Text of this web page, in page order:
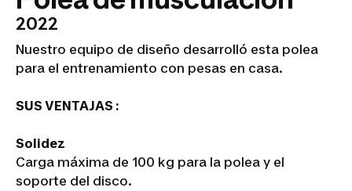
2022
Nuestro equipo de diseño desarrolló esta polea
para el entrenamiento con pesas en casa.
SUS VENTAJAS :
Solidez
Carga máxima de 100 kg para la polea y el
soporte del disco.